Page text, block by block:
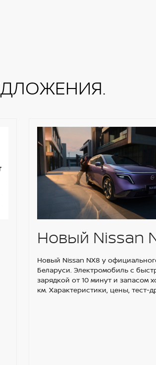
Новый Nissan
Новый Nissan NX8 у
Беларуси. Электромобиль с
зарядкой от 10 минут и запасом
км. Характеристики, цены, тест-